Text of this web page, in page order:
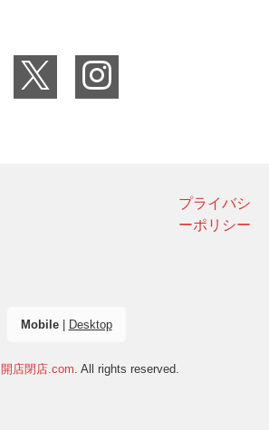
プライバシ
ーポリシー
Mobile| Desktop
開店閉店.com . All rights reserved.